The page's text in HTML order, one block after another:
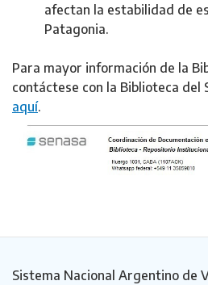
afectan la estabilidad de
Patagonia.
Para mayor información de la
contáctese con la Biblioteca del
aquí.
Sistema Nacional Argentino de